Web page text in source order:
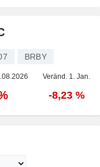
BRBY
Veränd. 1. Jan.
-8,23 %